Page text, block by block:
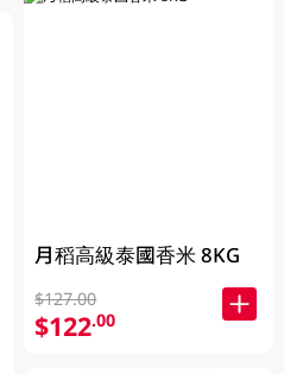
月稻高級泰國香米 8KG
$127.00
$122.00